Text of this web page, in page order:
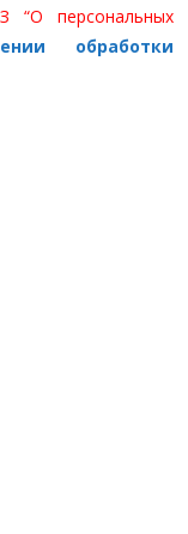
“О персональных
обработки